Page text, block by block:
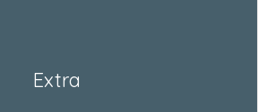
Extra